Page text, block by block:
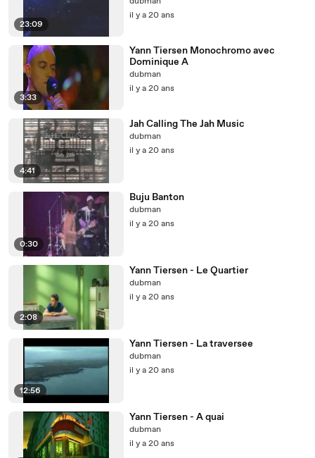
23:09
il y a 20 ans
3:33
Yann Tiersen Monochromo avec
Dominique A
dubman
il y a 20 ans
4:41
Jah Calling The Jah Music
dubman
il y a 20 ans
0:30
Buju Banton
dubman
il y a 20 ans
2:08
Yann Tiersen - Le Quartier
dubman
il y a 20 ans
12:56
Yann Tiersen - La traversee
dubman
il y a 20 ans
Yann Tiersen - A quai
dubman
il y a 20 ans